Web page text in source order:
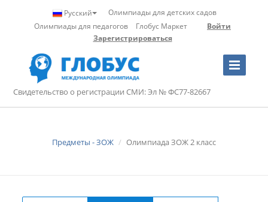
Русский
Олимпиады для детских садов
Олимпиады для педагогов
Глобус Маркет
Войти
Зарегистрироваться
Toggle
Navigation
Свидетельство о регистрации СМИ: Эл № ФС77-82667
Предметы - ЗОЖ Олимпиада ЗОЖ 2 класс